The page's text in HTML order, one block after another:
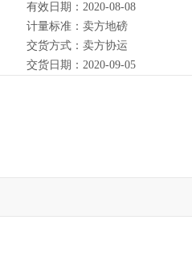
有效日期：2020-08-08
计量标准：卖方地磅
交货方式：卖方协运
交货日期：2020-09-05